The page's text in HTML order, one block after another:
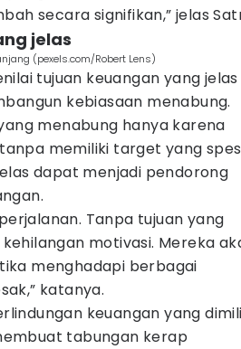
secara signifikan,” jelas
jelas
(pexels.com/Robert Lens)
tujuan keuangan yang jelas
kebiasaan menabung.
menabung hanya karena
memiliki target yang
dapat menjadi pendorong
Tanpa tujuan yang
motivasi. Mereka
menghadapi berbagai
katanya.
keuangan yang
tabungan kerap